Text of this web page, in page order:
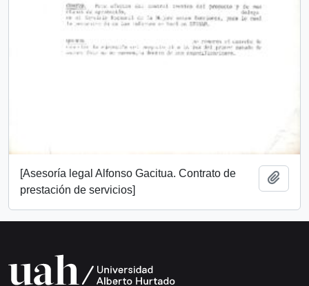
[Asesoría legal Alfonso Gacitua. Contrato de
prestación de servicios]